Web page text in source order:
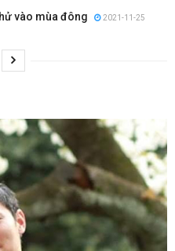
vào mùa đông 2021-11-25